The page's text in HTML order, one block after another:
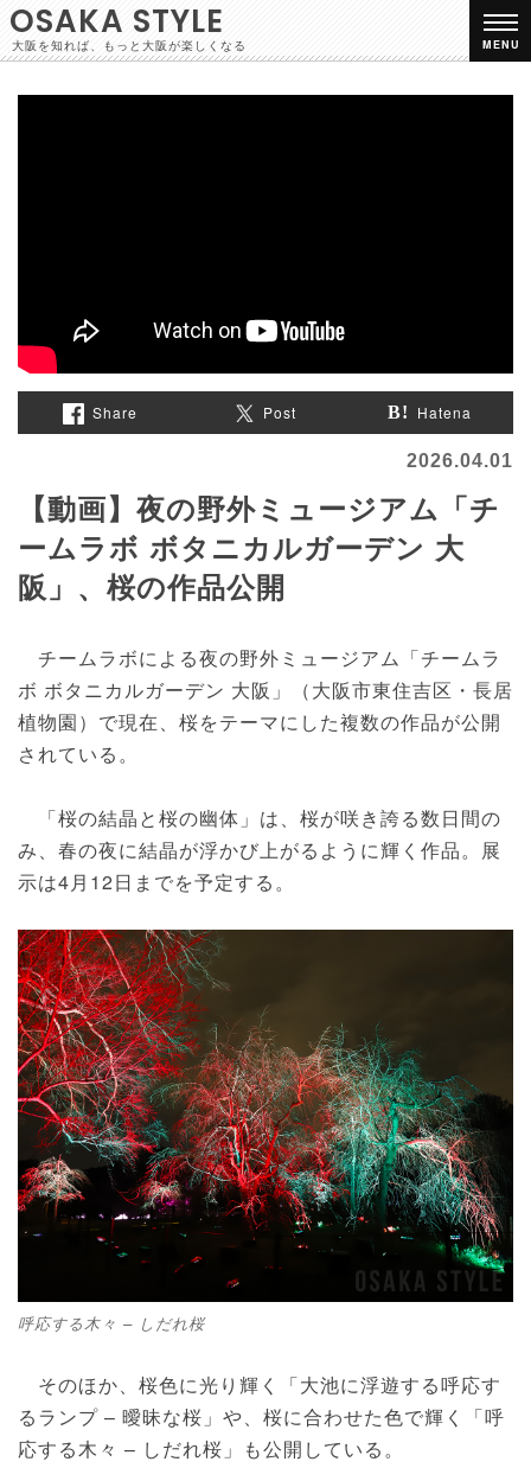
OSAKA STYLE
大阪を知れば、もっと大阪が楽しくなる MENU
Share Post Hatena
2026.04.01
【動画】夜の野外ミュージアム「チ
ームラボ ボタニカルガーデン 大
阪」、桜の作品公開
チームラボによる夜の野外ミュージアム「チームラ
ボ ボタニカルガーデン 大阪」（大阪市東住吉区・長居
植物園）で現在、桜をテーマにした複数の作品が公開
されている。
「桜の結晶と桜の幽体」は、桜が咲き誇る数日間の
み、春の夜に結晶が浮かび上がるように輝く作品。展
示は4月12日までを予定する。
呼応する木々 – しだれ桜
そのほか、桜色に光り輝く「大池に浮遊する呼応す
るランプ – 曖昧な桜」や、桜に合わせた色で輝く「呼
応する木々 – しだれ桜」も公開している。